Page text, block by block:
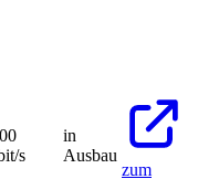
s
in
Ausbau
zum